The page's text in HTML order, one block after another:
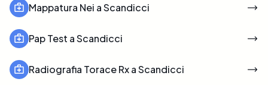
Mappatura Nei a Scandicci
Pap Test a Scandicci
Radiografia Torace Rx a Scandicci